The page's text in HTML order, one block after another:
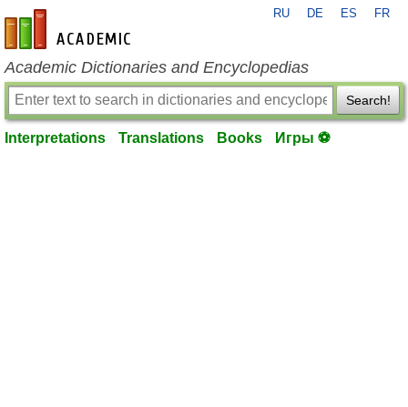
en-academic.com
RU DE ES FR
Academic Dictionaries and Encyclopedias
Search!
Interpretations Translations Books Игры ⚽